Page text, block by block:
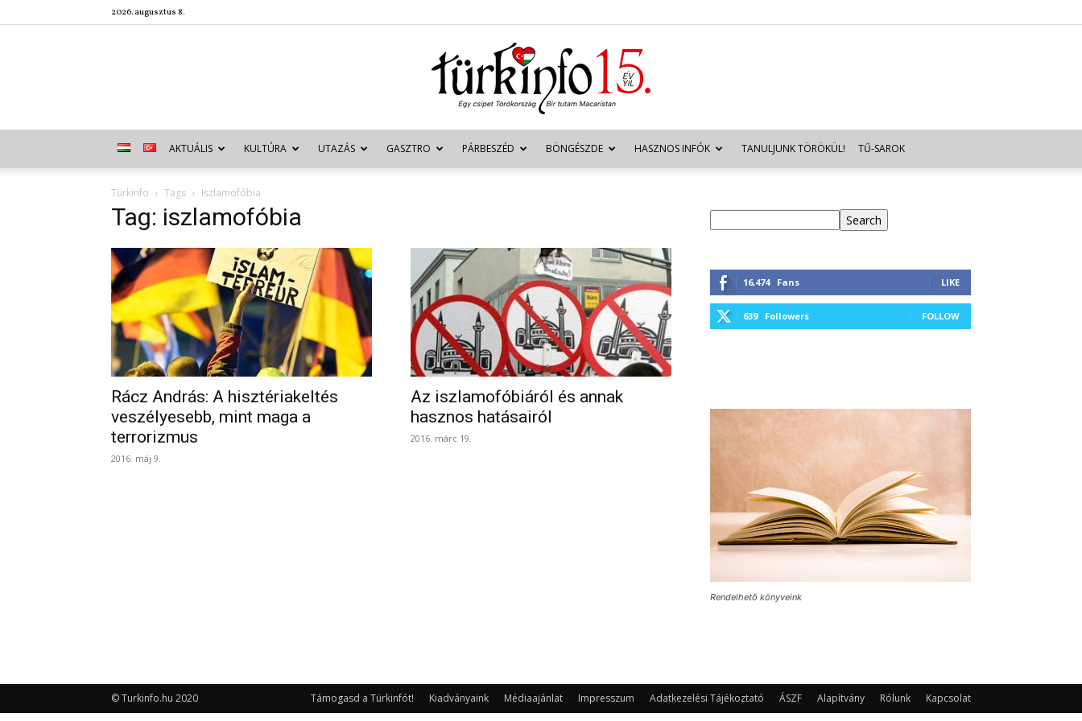
2026. augusztus 8.
Türkinfo
AKTUÁLIS KULTÚRA UTAZÁS GASZTRO PÁRBESZÉD BÖNGÉSZDE HASZNOS INFÓK TANULJUNK TÖRÖKÜL! TŰ-SAROK
Türkinfo Tags Iszlamofóbia
Tag: iszlamofóbia
Rácz András: A hisztériakeltés
veszélyesebb, mint maga a
terrorizmus
2016. máj 9.
Az iszlamofóbiáról és annak
hasznos hatásairól
2016. márc 19.
Search
16,474 Fans LIKE
639 Followers FOLLOW
Rendelhető könyveink
Támogasd a Türkinfót! Kiadványaink Médiaajánlat Impresszum Adatkezelési Tájékoztató ÁSZF Alapítvány Rólunk Kapcsolat
© Turkinfo.hu 2020